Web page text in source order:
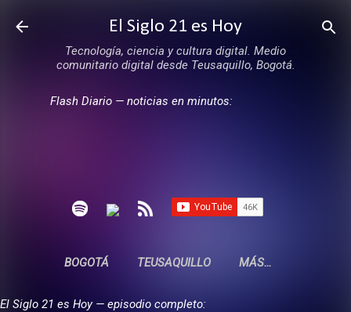
Ir al contenido principal
El Siglo 21 es Hoy
Tecnología, ciencia y cultura digital. Medio
comunitario digital desde Teusaquillo, Bogotá.
Flash Diario — noticias en minutos:
BOGOTÁ TEUSAQUILLO MÁS…
El Siglo 21 es Hoy — episodio completo: